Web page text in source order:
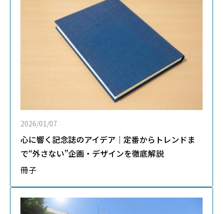
2026/01/07
心に響く記念誌のアイデア｜定番からトレンドま
で“外さない”企画・デザインを徹底解説
冊子